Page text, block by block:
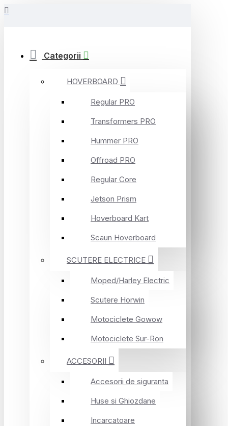
Categorii
HOVERBOARD
Regular PRO
Transformers PRO
Hummer PRO
Offroad PRO
Regular Core
Jetson Prism
Hoverboard Kart
Scaun Hoverboard
SCUTERE ELECTRICE
Moped/Harley Electric
Scutere Horwin
Motociclete Gowow
Motociclete Sur-Ron
ACCESORII
Accesorii de siguranta
Huse si Ghiozdane
Incarcatoare